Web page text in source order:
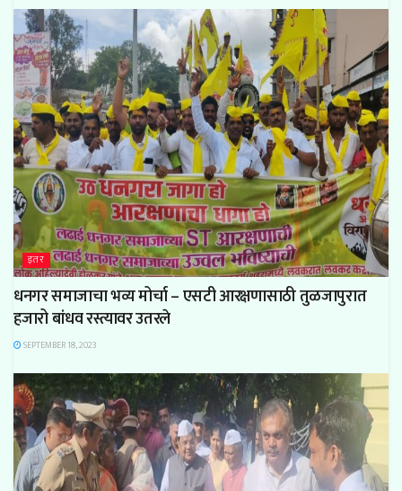
इतर
धनगर समाजाचा भव्य मोर्चा – एसटी आरक्षणासाठी तुळजापुरात
हजारो बांधव रस्त्यावर उतरले
SEPTEMBER 18, 2023